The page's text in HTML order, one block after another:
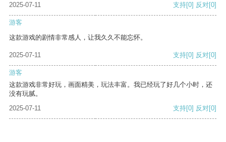
2025-07-11
支持[0] 反对[0]
游客
这款游戏的剧情非常感人，让我久久不能忘怀。
2025-07-11 支持[0] 反对[0]
游客
这款游戏非常好玩，画面精美，玩法丰富。我已经玩了好几个小时，还
没有玩腻。
2025-07-11
支持[0] 反对[0]